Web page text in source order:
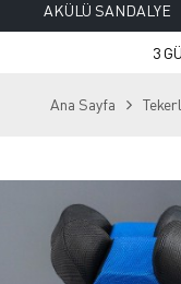
AKÜLÜ SANDALYE
3
Ana Sayfa